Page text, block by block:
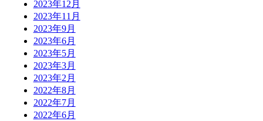
2023年12月
2023年11月
2023年9月
2023年6月
2023年5月
2023年3月
2023年2月
2022年8月
2022年7月
2022年6月